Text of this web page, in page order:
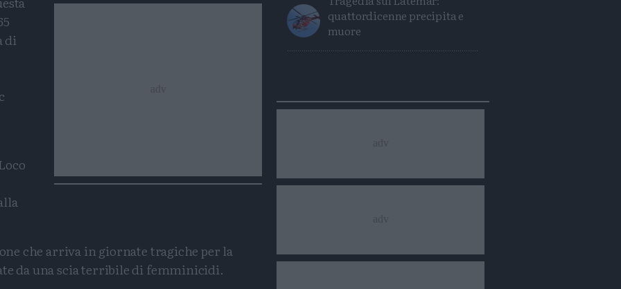
di
che arriva in giornate tragiche per la
da una scia terribile di femminicidi.
quattordicenne precipita e
muore